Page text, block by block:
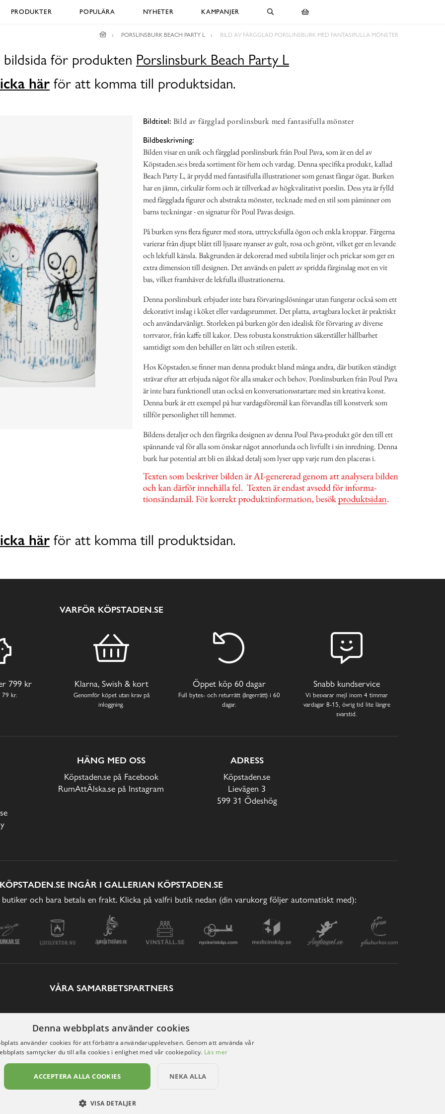
PRODUKTER POPULÄRA NYHETER KAMPANJER
PORSLINSBURK BEACH PARTY L BILD AV FÄRGGLAD PORSLINSBURK MED FANTASIFULLA MÖNSTER
för produkten Porslinsburk Beach Party L
här för att komma till produktsidan.
Bildtitel: Bild av färgglad porslinsburk med fantasifulla mönster
Bildbeskrivning:
Bilden visar en unik och färgglad porslinsburk från Poul Pava, som är en del av
Köpstaden.se:s breda sortiment för hem och vardag. Denna specifika produkt, kallad
Beach Party L, är prydd med fantasifulla illustrationer som genast fångar ögat. Burken
har en jämn, cirkulär form och är tillverkad av högkvalitativt porslin. Dess yta är fylld
med färgglada figurer och abstrakta mönster, tecknade med en stil som påminner om
barns teckningar - en signatur för Poul Pavas design.
På burken syns flera figurer med stora, uttrycksfulla ögon och enkla kroppar. Färgerna
varierar från djupt blått till ljusare nyanser av gult, rosa och grönt, vilket ger en levande
och lekfull känsla. Bakgrunden är dekorerad med subtila linjer och prickar som ger en
extra dimension till designen. Det används en palett av spridda färginslag mot en vit
bas, vilket framhäver de lekfulla illustrationerna.
Denna porslinsburk erbjuder inte bara förvaringslösningar utan fungerar också som ett
dekorativt inslag i köket eller vardagsrummet. Det platta, avtagbara locket är praktiskt
och användarvänligt. Storleken på burken gör den idealisk för förvaring av diverse
torrvaror, från kaffe till kakor. Dess robusta konstruktion säkerställer hållbarhet
samtidigt som den behåller en lätt och stilren estetik.
Hos Köpstaden.se finner man denna produkt bland många andra, där butiken ständigt
strävar efter att erbjuda något för alla smaker och behov. Porslinsburken från Poul Pava
är inte bara funktionell utan också en konversationsstartare med sin kreativa konst.
Denna burk är ett exempel på hur vardagsföremål kan förvandlas till konstverk som
tillför personlighet till hemmet.
Bildens detaljer och den färgrika designen av denna Poul Pava-produkt gör den till ett
spännande val för alla som önskar något annorlunda och livfullt i sin inredning. Denna
burk har potential att bli en älskad detalj som lyser upp varje rum den placeras i.
här för att komma till produktsidan.
VARFÖR KÖPSTADEN.SE
799 kr
79 kr.
Klarna, Swish & kort
Genomför köpet utan krav på
inloggning.
Öppet köp 60 dagar
Full bytes- och returrätt (ångerrätt) i 60
dagar.
Snabb kundservice
Vi besvarar mejl inom 4 timmar
vardagar 8-15, övrig tid lite längre
svarstid.
HÄNG MED OSS
Köpstaden.se på Facebook
RumAttÄlska.se på Instagram
ADRESS
Köpstaden.se
Lievägen 3
599 31 Ödeshög
KÖPSTADEN.SE INGÅR I GALLERIAN KÖPSTADEN.SE
och bara betala en frakt. Klicka på valfri butik nedan (din varukorg följer automatiskt med):
VÅRA SAMARBETSPARTNERS
Denna webbplats använder cookies
använder cookies för att förbättra användarupplevelsen. Genom att använda vår
samtycker du till alla cookies i enlighet med vår cookiepolicy. Läs mer
ACCEPTERA ALLA COOKIES NEKA ALLA
VISA DETALJER